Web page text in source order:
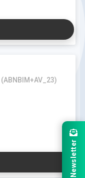
(ABNBIM+AV_23)
Newsletter